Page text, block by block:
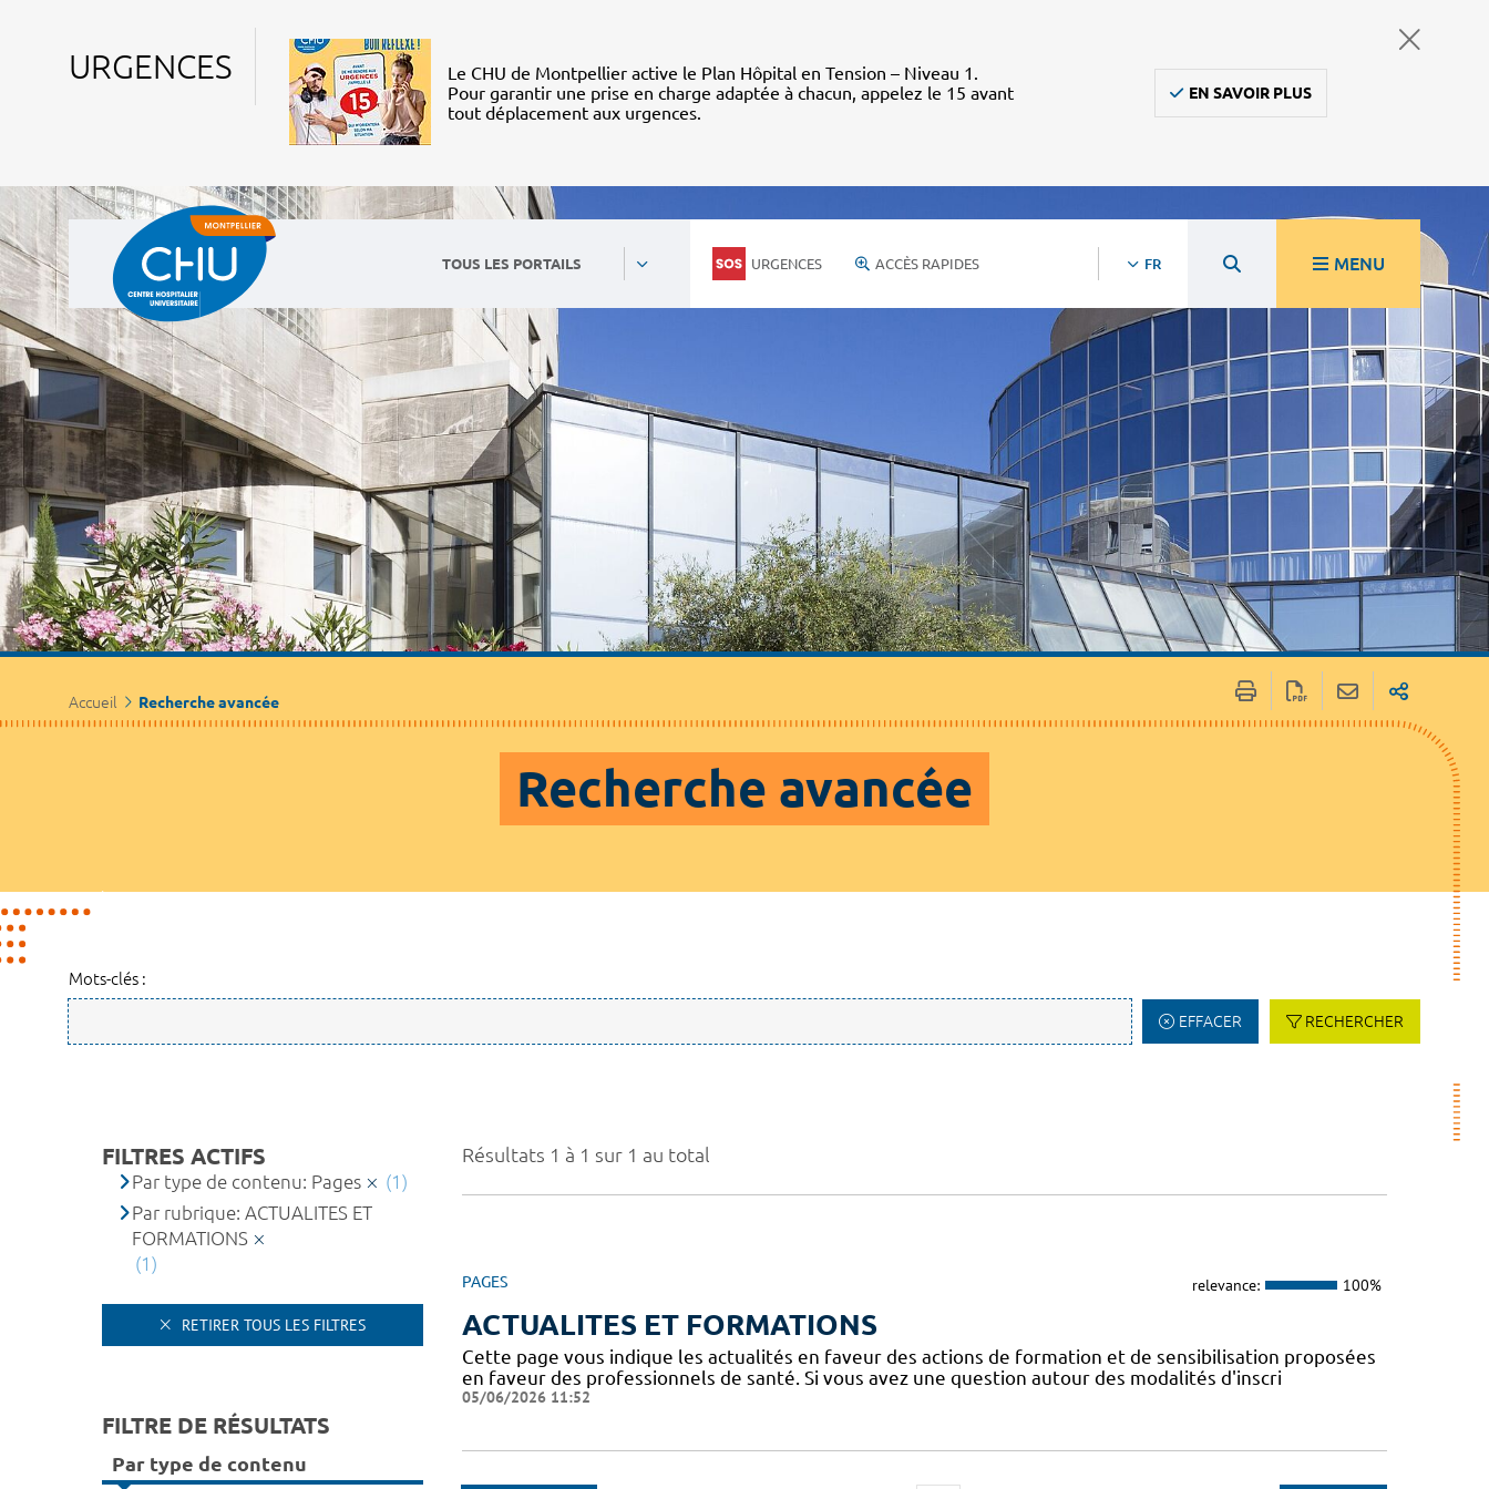
URGENCES
Le CHU de Montpellier active le Plan Hôpital en Tension – Niveau 1.
Pour garantir une prise en charge adaptée à chacun, appelez le 15 avant
tout déplacement aux urgences.
EN SAVOIR PLUS
TOUS LES PORTAILS URGENCES ACCÈS RAPIDES FR MENU
Accueil Recherche avancée
Recherche avancée
Mots-clés :
EFFACER RECHERCHER
Résultats 1 à 1 sur 1 au total
PAGES relevance: 100%
ACTUALITES ET FORMATIONS
Cette page vous indique les actualités en faveur des actions de formation et de sensibilisation proposées
en faveur des professionnels de santé. Si vous avez une question autour des modalités d'inscri
05/06/2026 11:52
FILTRES ACTIFS
Par type de contenu: Pages
(1)
Par rubrique: ACTUALITES ET
FORMATIONS
(1)
RETIRER TOUS LES FILTRES
FILTRE DE RÉSULTATS
Par type de contenu